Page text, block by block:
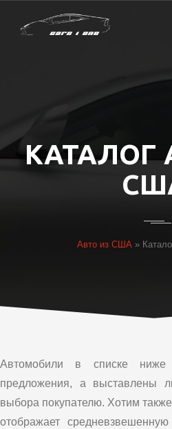
КАТАЛОГ
Авто из США»
Автомобили в списке
предложения, а выставлены
выбора покупателю. Хотим
отображает